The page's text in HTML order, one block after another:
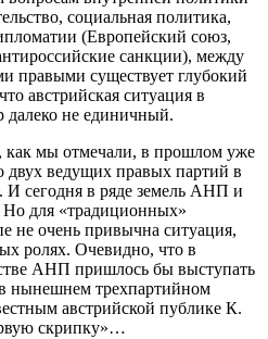
социальная политика,
(Европейский союз,
санкции), между
правыми существует глубокий
австрийская ситуация в
не единичный.
как мы отмечали, в прошлом уже
двух ведущих правых партий в
И сегодня в ряде земель АНП и
для «традиционных»
не очень привычна ситуация,
ролях. Очевидно, что в
АНП пришлось бы выступать
нынешнем трехпартийном
австрийской публике К.
скрипку»…